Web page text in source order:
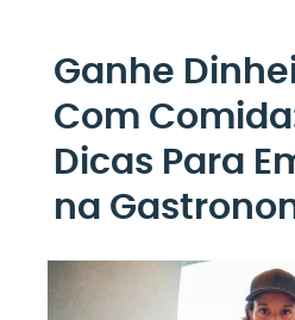
Ganhe
Com
Dicas Para
na